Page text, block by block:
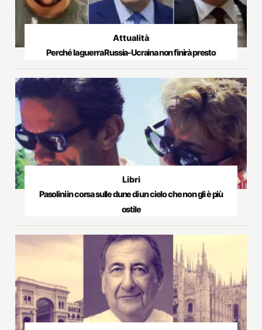
Attualità
Perché la guerra Russia-Ucraina non finirà presto
Libri
Pasolini in corsa sulle dune di un cielo che non gli è più
ostile